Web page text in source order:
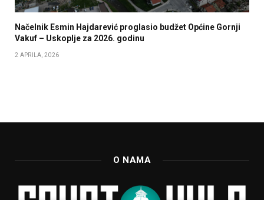
Načelnik Esmin Hajdarević proglasio budžet Općine Gornji
Vakuf – Uskoplje za 2026. godinu
2 APRILA, 2026
O NAMA